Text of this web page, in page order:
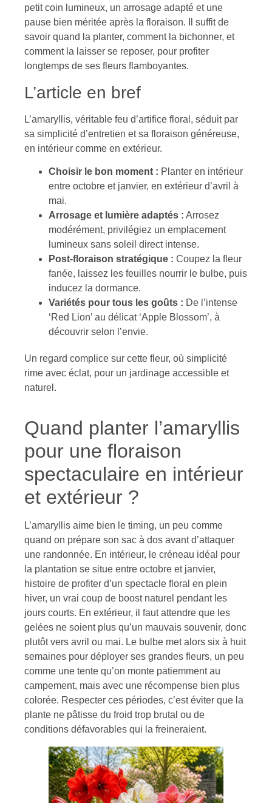
petit coin lumineux, un arrosage adapté et une
pause bien méritée après la floraison. Il suffit de
savoir quand la planter, comment la bichonner, et
comment la laisser se reposer, pour profiter
longtemps de ses fleurs flamboyantes.
L’article en bref
L’amaryllis, véritable feu d’artifice floral, séduit par
sa simplicité d’entretien et sa floraison généreuse,
en intérieur comme en extérieur.
Choisir le bon moment : Planter en intérieur
entre octobre et janvier, en extérieur d’avril à
mai.
Arrosage et lumière adaptés : Arrosez
modérément, privilégiez un emplacement
lumineux sans soleil direct intense.
Post-floraison stratégique : Coupez la fleur
fanée, laissez les feuilles nourrir le bulbe, puis
inducez la dormance.
Variétés pour tous les goûts : De l’intense
‘Red Lion’ au délicat ‘Apple Blossom’, à
découvrir selon l’envie.
Un regard complice sur cette fleur, où simplicité
rime avec éclat, pour un jardinage accessible et
naturel.
Quand planter l’amaryllis
pour une floraison
spectaculaire en intérieur
et extérieur ?
L’amaryllis aime bien le timing, un peu comme
quand on prépare son sac à dos avant d’attaquer
une randonnée. En intérieur, le créneau idéal pour
la plantation se situe entre octobre et janvier,
histoire de profiter d’un spectacle floral en plein
hiver, un vrai coup de boost naturel pendant les
jours courts. En extérieur, il faut attendre que les
gelées ne soient plus qu’un mauvais souvenir, donc
plutôt vers avril ou mai. Le bulbe met alors six à huit
semaines pour déployer ses grandes fleurs, un peu
comme une tente qu’on monte patiemment au
campement, mais avec une récompense bien plus
colorée. Respecter ces périodes, c’est éviter que la
plante ne pâtisse du froid trop brutal ou de
conditions défavorables qui la freineraient.